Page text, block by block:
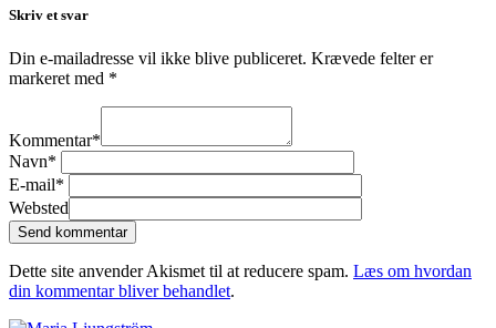
Skriv et svar
Din e-mailadresse vil ikke blive publiceret. Krævede felter er
markeret med *
Kommentar*
Navn*
E-mail*
Websted
Dette site anvender Akismet til at reducere spam. Læs om hvordan
din kommentar bliver behandlet.